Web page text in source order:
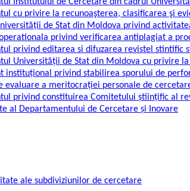
cu privire la recunoaşterea, clasificarea şi
de Stat din Moldova privind
privind verificarea antiplagiat a
privind editarea si difuzarea revistel stintific
Universității de Stat din Moldova cu privire
instituțional privind stabilirea sporului de
evaluare a meritocrației personale de
privind constituirea Comitetului științific al
al Departamentului de Cercetare și Inovare
ale subdiviziunilor de cercetare